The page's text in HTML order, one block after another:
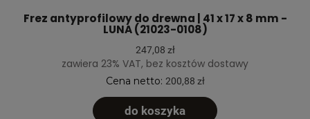
Frez antyprofilowy do drewna | 41 x 17 x 8 mm -
LUNA (21023-0108)
247,08 zł
zawiera 23% VAT, bez kosztów dostawy
Cena netto: 200,88 zł
do koszyka